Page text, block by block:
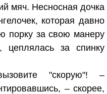
мяч. Несносная дочка
которая давно
порку за свою манеру
за спинку
"скорую"! –
– скорее,